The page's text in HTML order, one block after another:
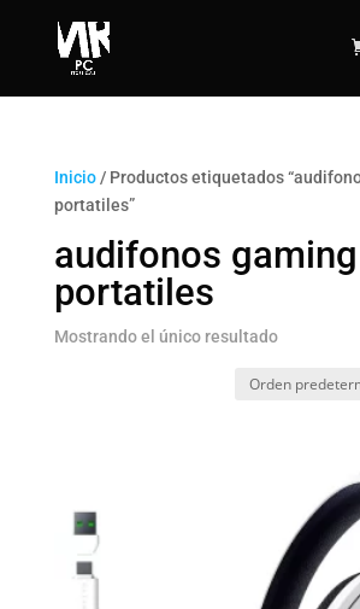
Inicio/ Productos etiquetados
portatiles”
audifonos gaming
portatiles
Mostrando el único resultado